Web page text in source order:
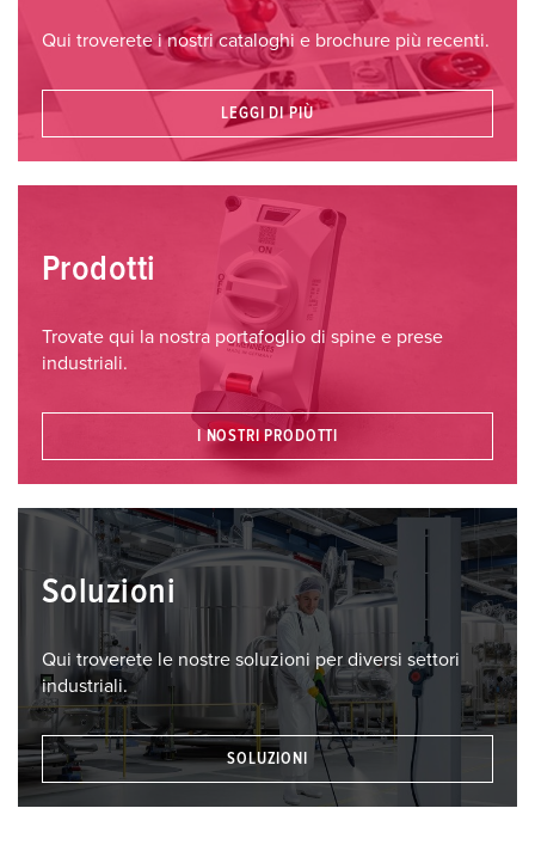
Qui troverete i nostri cataloghi e brochure più recenti.
LEGGI DI PIÙ
Prodotti
Trovate qui la nostra portafoglio di spine e prese
industriali.
I NOSTRI PRODOTTI
Soluzioni
Qui troverete le nostre soluzioni per diversi settori
industriali.
SOLUZIONI